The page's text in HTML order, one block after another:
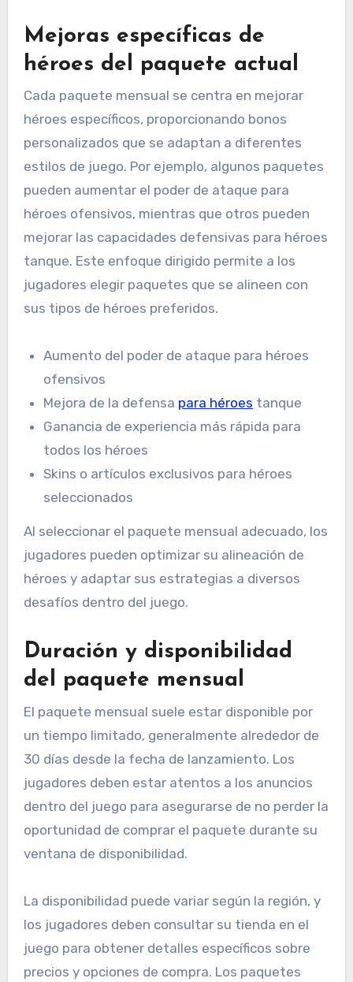
Mejoras específicas de
héroes del paquete actual
Cada paquete mensual se centra en mejorar
héroes específicos, proporcionando bonos
personalizados que se adaptan a diferentes
estilos de juego. Por ejemplo, algunos paquetes
pueden aumentar el poder de ataque para
héroes ofensivos, mientras que otros pueden
mejorar las capacidades defensivas para héroes
tanque. Este enfoque dirigido permite a los
jugadores elegir paquetes que se alineen con
sus tipos de héroes preferidos.
Aumento del poder de ataque para héroes
ofensivos
Mejora de la defensa para héroes tanque
Ganancia de experiencia más rápida para
todos los héroes
Skins o artículos exclusivos para héroes
seleccionados
Al seleccionar el paquete mensual adecuado, los
jugadores pueden optimizar su alineación de
héroes y adaptar sus estrategias a diversos
desafíos dentro del juego.
Duración y disponibilidad
del paquete mensual
El paquete mensual suele estar disponible por
un tiempo limitado, generalmente alrededor de
30 días desde la fecha de lanzamiento. Los
jugadores deben estar atentos a los anuncios
dentro del juego para asegurarse de no perder la
oportunidad de comprar el paquete durante su
ventana de disponibilidad.
La disponibilidad puede variar según la región, y
los jugadores deben consultar su tienda en el
juego para obtener detalles específicos sobre
precios y opciones de compra. Los paquetes